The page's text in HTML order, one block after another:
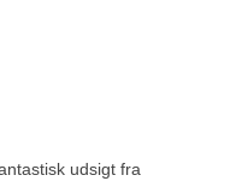
udsigt fra